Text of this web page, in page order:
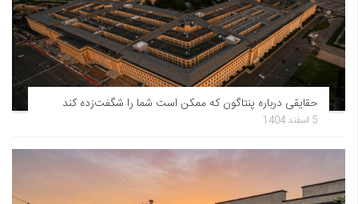
حقایقی درباره پنتاگون که ممکن است شما را شگفت‌زده کند
5 اسفند 1404